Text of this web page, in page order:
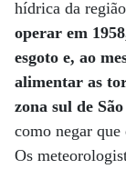
hídrica da
operar em
esgoto e, ao
alimentar as
zona sul de
como negar que
Os